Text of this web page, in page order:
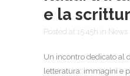
e la
Posted at 15:45h in News
Un incontro dedicato al
letteratura: immagini e